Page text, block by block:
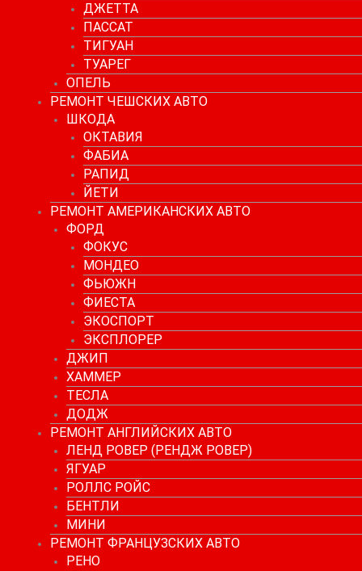
ДЖЕТТА
ПАССАТ
ТИГУАН
ТУАРЕГ
ОПЕЛЬ
РЕМОНТ ЧЕШСКИХ АВТО
ШКОДА
ОКТАВИЯ
ФАБИА
РАПИД
ЙЕТИ
РЕМОНТ АМЕРИКАНСКИХ АВТО
ФОРД
ФОКУС
МОНДЕО
ФЬЮЖН
ФИЕСТА
ЭКОСПОРТ
ЭКСПЛОРЕР
ДЖИП
ХАММЕР
ТЕСЛА
ДОДЖ
РЕМОНТ АНГЛИЙСКИХ АВТО
ЛЕНД РОВЕР (РЕНДЖ РОВЕР)
ЯГУАР
РОЛЛС РОЙС
БЕНТЛИ
МИНИ
РЕМОНТ ФРАНЦУЗСКИХ АВТО
РЕНО